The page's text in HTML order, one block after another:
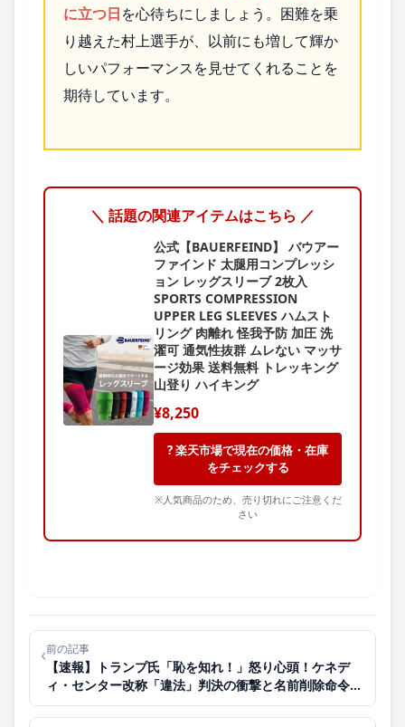
に立つ日を心待ちにしましょう。困難を乗
り越えた村上選手が、以前にも増して輝か
しいパフォーマンスを見せてくれることを
期待しています。
＼ 話題の関連アイテムはこちら ／
公式【BAUERFEIND】 バウアー
ファインド 太腿用コンプレッシ
ョン レッグスリーブ 2枚入
SPORTS COMPRESSION
UPPER LEG SLEEVES ハムスト
リング 肉離れ 怪我予防 加圧 洗
濯可 通気性抜群 ムレない マッサ
ージ効果 送料無料 トレッキング
山登り ハイキング
¥8,250
? 楽天市場で現在の価格・在庫
をチェックする
※人気商品のため、売り切れにご注意くだ
さい
‹前の記事
【速報】トランプ氏「恥を知れ！」怒り心頭！ケネデ
ィ・センター改称「違法」判決の衝撃と名前削除命令の
行方